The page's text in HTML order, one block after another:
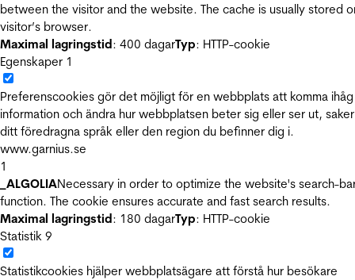
between the visitor and the website. The cache is usually stored
visitor’s browser.
Maximal lagringstid: 400 dagarTyp: HTTP-cookie
Egenskaper 1
Preferenscookies gör det möjligt för en webbplats att komma ihåg
information och ändra hur webbplatsen beter sig eller ser ut,
ditt föredragna språk eller den region du befinner dig i.
www.garnius.se
1
_ALGOLIANecessary in order to optimize the website's search-
function. The cookie ensures accurate and fast search results.
Maximal lagringstid: 180 dagarTyp: HTTP-cookie
Statistik 9
Statistikcookies hjälper webbplatsägare att förstå hur besökare